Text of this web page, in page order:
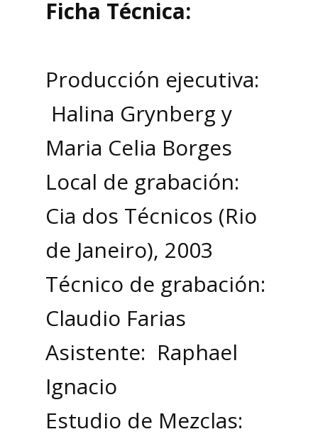
Ficha Técnica:
Producción ejecutiva:
Halina Grynberg y
Maria Celia Borges
Local de grabación:
Cia dos Técnicos (Rio
de Janeiro), 2003
Técnico de grabación:
Claudio Farias
Asistente: Raphael
Ignacio
Estudio de Mezclas: